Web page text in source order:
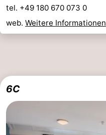
tel. +49 180 670 073 0
web. Weitere Informationen
6C